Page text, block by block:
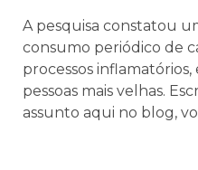
A pesquisa constatou
consumo periódico de
processos
pessoas mais velhas.
assunto aqui no blog,